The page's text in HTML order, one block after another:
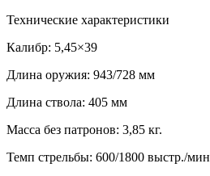
Технические характеристики
Калибр: 5,45×39
Длина оружия: 943/728 мм
Длина ствола: 405 мм
Масса без патронов: 3,85 кг.
Темп стрельбы: 600/1800 выстр./мин